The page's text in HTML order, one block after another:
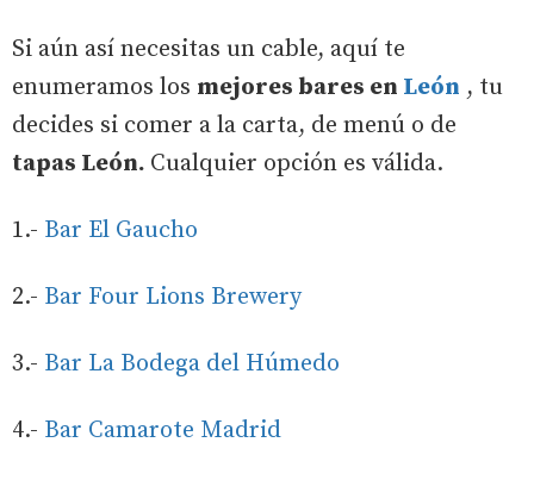
Si aún así necesitas un cable, aquí te
enumeramos los mejores bares en León , tu
decides si comer a la carta, de menú o de
tapas León. Cualquier opción es válida.
1.- Bar El Gaucho
2.- Bar Four Lions Brewery
3.- Bar La Bodega del Húmedo
4.- Bar Camarote Madrid